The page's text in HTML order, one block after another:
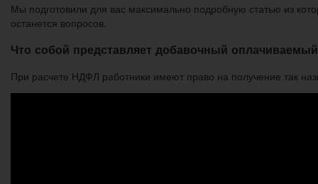
Мы подготовили для вас максимально подробную статью из
останется вопросов.
Что собой представляет добавочный
При расчете НДФЛ работники имеют право на получение так